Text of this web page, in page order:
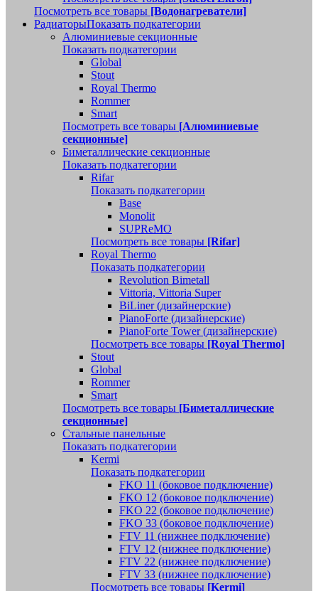
Посмотреть все товары [Водонагреватели]
РадиаторыПоказать подкатегории
Алюминиевые секционные
Показать подкатегории
Global
Stout
Royal Thermo
Rommer
Smart
Посмотреть все товары [Алюминиевые
секционные]
Биметаллические секционные
Показать подкатегории
Rifar
Показать подкатегории
Base
Monolit
SUPReMO
Посмотреть все товары [Rifar]
Royal Thermo
Показать подкатегории
Revolution Bimetall
Vittoria, Vittoria Super
BiLiner (дизайнерские)
PianoForte (дизайнерские)
PianoForte Tower (дизайнерские)
Посмотреть все товары [Royal Thermo]
Stout
Global
Rommer
Smart
Посмотреть все товары [Биметаллические
секционные]
Стальные панельные
Показать подкатегории
Kermi
Показать подкатегории
FKO 11 (боковое подключение)
FKO 12 (боковое подключение)
FKO 22 (боковое подключение)
FKO 33 (боковое подключение)
FTV 11 (нижнее подключение)
FTV 12 (нижнее подключение)
FTV 22 (нижнее подключение)
FTV 33 (нижнее подключение)
Посмотреть все товары [Kermi]